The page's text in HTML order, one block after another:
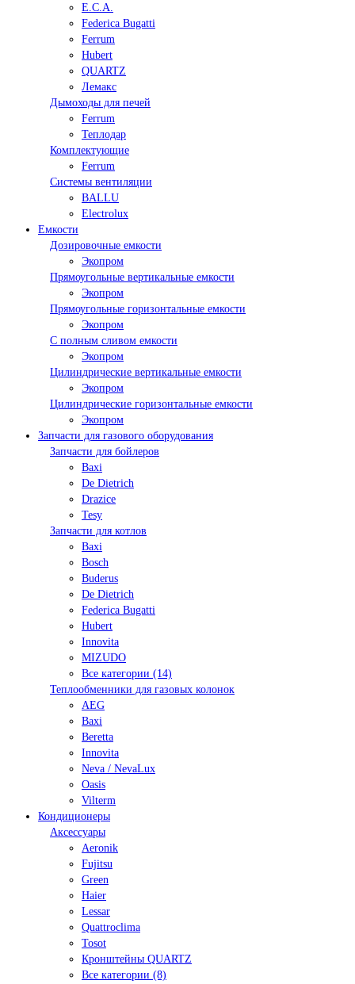
E.C.A.
Federica Bugatti
Ferrum
Hubert
QUARTZ
Лемакс
Дымоходы для печей
Ferrum
Теплодар
Комплектующие
Ferrum
Системы вентиляции
BALLU
Electrolux
Емкости
Дозировочные емкости
Экопром
Прямоугольные вертикальные емкости
Экопром
Прямоугольные горизонтальные емкости
Экопром
С полным сливом емкости
Экопром
Цилиндрические вертикальные емкости
Экопром
Цилиндрические горизонтальные емкости
Экопром
Запчасти для газового оборудования
Запчасти для бойлеров
Baxi
De Dietrich
Drazice
Tesy
Запчасти для котлов
Baxi
Bosch
Buderus
De Dietrich
Federica Bugatti
Hubert
Innovita
MIZUDO
Все категории (14)
Теплообменники для газовых колонок
AEG
Baxi
Beretta
Innovita
Neva / NevaLux
Oasis
Vilterm
Кондиционеры
Аксессуары
Aeronik
Fujitsu
Green
Haier
Lessar
Quattroclima
Tosot
Кронштейны QUARTZ
Все категории (8)